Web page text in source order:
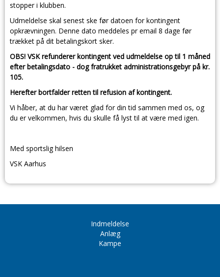
stopper i klubben.
Udmeldelse skal senest ske før datoen for kontingent
opkrævningen. Denne dato meddeles pr email 8 dage før
trækket på dit betalingskort sker.
OBS! VSK refunderer kontingent ved udmeldelse op til 1 måned
efter betalingsdato - dog fratrukket administrationsgebyr på kr.
105.
Herefter bortfalder retten til refusion af kontingent.
Vi håber, at du har været glad for din tid sammen med os, og
du er velkommen, hvis du skulle få lyst til at være med igen.
Med sportslig hilsen
VSK Aarhus
Indmeldelse
Anlæg
Kampe